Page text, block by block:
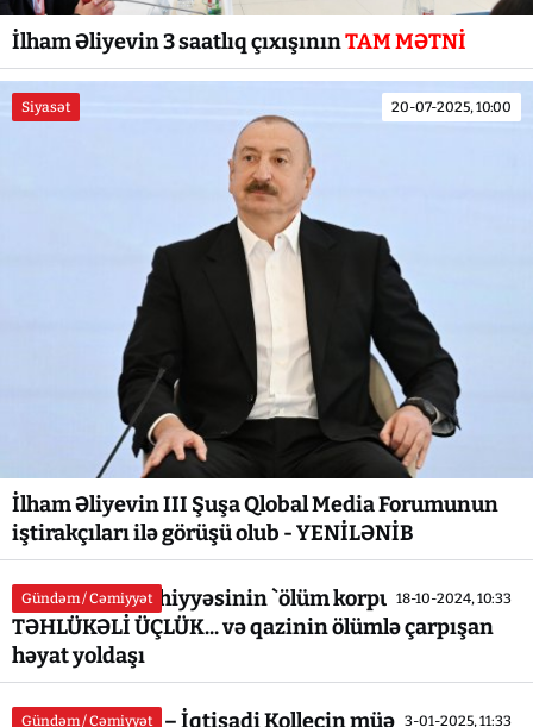
İlham Əliyevin 3 saatlıq çıxışınınTAM MƏTNİ
Siyasət 20-07-2025, 10:00
İlham Əliyevin III Şuşa Qlobal Media Forumunun
iştirakçıları ilə görüşü olub - YENİLƏNİB
Gündəm / Cəmiyyət 18-10-2024, 10:33
Azərbaycan səhiyyəsinin `ölüm korpusu`:
TƏHLÜKƏLİ ÜÇLÜK... və qazinin ölümlə çarpışan
həyat yoldaşı
Gündəm / Cəmiyyət 3-01-2025, 11:33
Tovuzda Sosial – İqtisadi Kollecin müəllimləri